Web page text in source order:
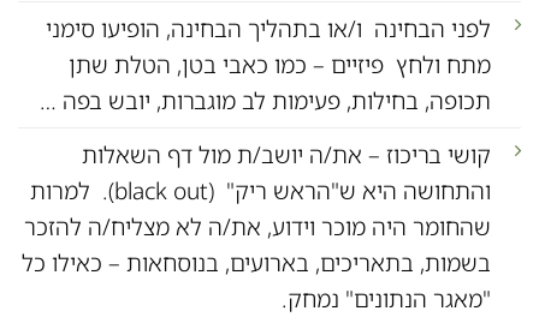
לפני הבחינה ו/או בתהליך הבחינה, הופיעו סימני
מתח ולחץ פיזיים – כמו כאבי בטן, הטלת שתן
תכופה, בחילות, פעימות לב מוגברות, יובש בפה …
קושי בריכוז – את/ה יושב/ת מול דף השאלות
והתחושה היא ש"הראש ריק" (black out). למרות
שהחומר היה מוכר וידוע, את/ה לא מצליח/ה להזכר
בשמות, בתאריכים, בארועים, בנוסחאות – כאילו כל
"מאגר הנתונים" נמחק.